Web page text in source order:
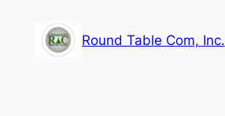
Round Table Com, Inc.